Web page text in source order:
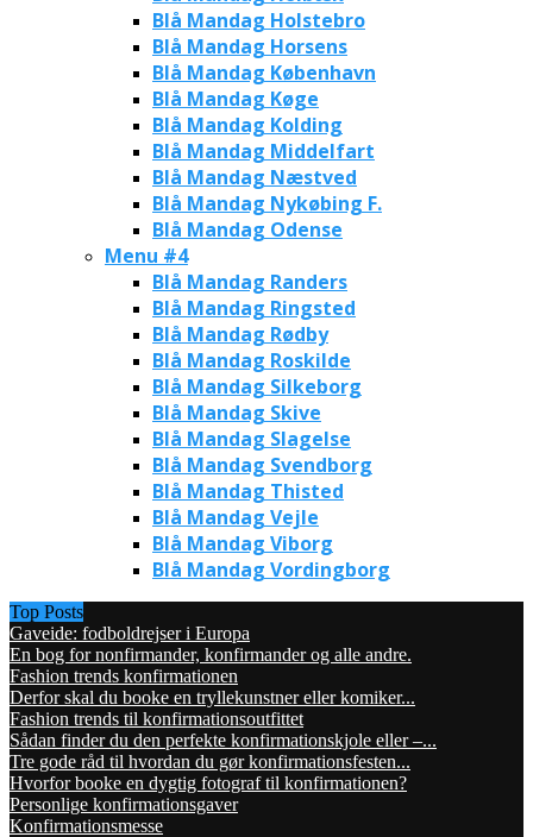
Blå Mandag Holstebro
Blå Mandag Horsens
Blå Mandag København
Blå Mandag Køge
Blå Mandag Kolding
Blå Mandag Middelfart
Blå Mandag Næstved
Blå Mandag Nykøbing F.
Blå Mandag Odense
Menu #4
Blå Mandag Randers
Blå Mandag Ringsted
Blå Mandag Rødby
Blå Mandag Roskilde
Blå Mandag Silkeborg
Blå Mandag Skive
Blå Mandag Slagelse
Blå Mandag Svendborg
Blå Mandag Thisted
Blå Mandag Vejle
Blå Mandag Viborg
Blå Mandag Vordingborg
Top Posts
Gaveide: fodboldrejser i Europa
En bog for nonfirmander, konfirmander og alle andre.
Fashion trends konfirmationen
Derfor skal du booke en tryllekunstner eller komiker...
Fashion trends til konfirmationsoutfittet
Sådan finder du den perfekte konfirmationskjole eller –...
Tre gode råd til hvordan du gør konfirmationsfesten...
Hvorfor booke en dygtig fotograf til konfirmationen?
Personlige konfirmationsgaver
Konfirmationsmesse